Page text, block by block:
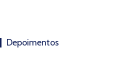
Depoimentos